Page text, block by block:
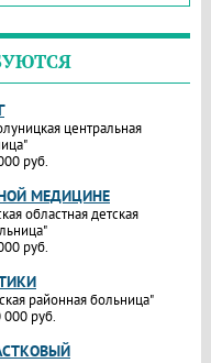
центральная
руб.
МЕДИЦИНЕ
областная детская
руб.
районная больница"
000 руб.